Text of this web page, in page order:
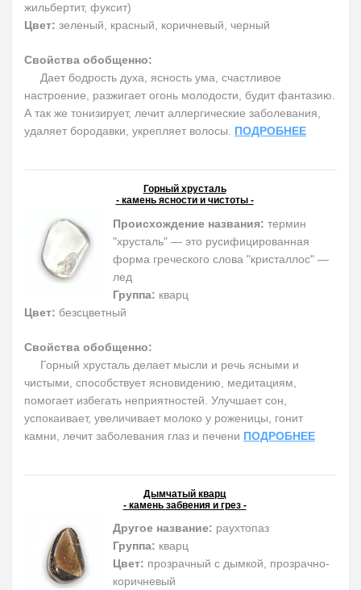
жильбертит, фуксит)
Цвет: зеленый, красный, коричневый, черный
Свойства обобщенно:
Дает бодрость духа, ясность ума, счастливое
настроение, разжигает огонь молодости, будит фантазию.
А так же тонизирует, лечит аллергические заболевания,
удаляет бородавки, укрепляет волосы. ПОДРОБНЕЕ
Горный хрусталь
- камень ясности и чистоты -
Происхождение названия: термин
"хрусталь" — это русифицированная
форма греческого слова "кристаллос" —
лед
Группа: кварц
Цвет: безсцветный
Свойства обобщенно:
Горный хрусталь делает мысли и речь ясными и
чистыми, способствует ясновидению, медитациям,
помогает избегать неприятностей. Улучшает сон,
успокаивает, увеличивает молоко у роженицы, гонит
камни, лечит заболевания глаз и печени ПОДРОБНЕЕ
Дымчатый кварц
- камень забвения и грез -
Другое название: раухтопаз
Группа: кварц
Цвет: прозрачный с дымкой, прозрачно-
коричневый